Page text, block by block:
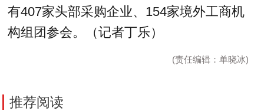
有407家头部采购企业、154家境外工商机
构组团参会。（记者丁乐）
(责任编辑：单晓冰)
推荐阅读